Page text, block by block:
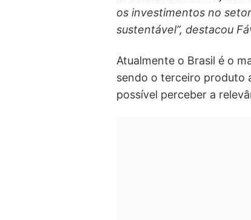
os investimentos no
sustentável”, destacou
Atualmente o Brasil é o
sendo o terceiro produto
possível perceber a